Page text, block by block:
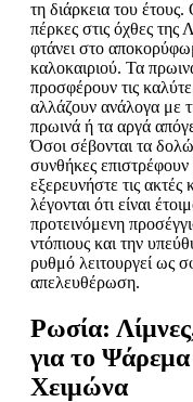
τη διάρκεια του έτους.
πέρκες στις όχθες
φτάνει στο
καλοκαιριού. Τα
προσφέρουν τις
αλλάζουν ανάλογα με
πρωινά ή τα αργά
Όσοι σέβονται τα
συνθήκες επιστρέφουν
εξερευνήστε τις ακτές
λέγονται ότι είναι
προτεινόμενη
ντόπιους και την
ρυθμό λειτουργεί ως
απελευθέρωση.
Ρωσία:
για το
Χειμώνα